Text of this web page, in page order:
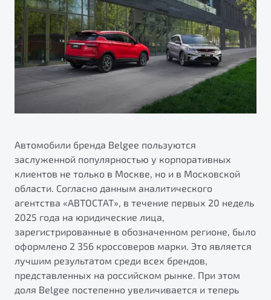
Яркий кроссовер
от 2 219 990 ₽*
Элегантный и практичный седан
от 1 699 990 ₽*
Автокредит
Трейд-ин
Страхование
Расчет КАСКО
Узнайте о специальных выгодах при покупке
автомобиля Belgee
Подробно
ПОДДЕРЖКА
Гарантия Belgee
Belgee Линк
Belgee Клуб
Клиентская поддержка
Помощь на дорогах
О дилерском центре
Правовая информация
Автомобили бренда Belgee пользуются
заслуженной популярностью у корпоративных
клиентов не только в Москве, но и в Московской
области. Согласно данным аналитического
агентства «АВТОСТАТ», в течение первых 20 недель
2025 года на юридические лица,
зарегистрированные в обозначенном регионе, было
оформлено 2 356 кроссоверов марки. Это является
лучшим результатом среди всех брендов,
представленных на российском рынке. При этом
доля Belgee постепенно увеличивается и теперь